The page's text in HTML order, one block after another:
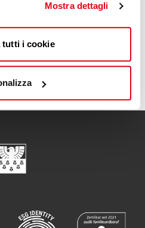
Mostra dettagli
tutti i cookie